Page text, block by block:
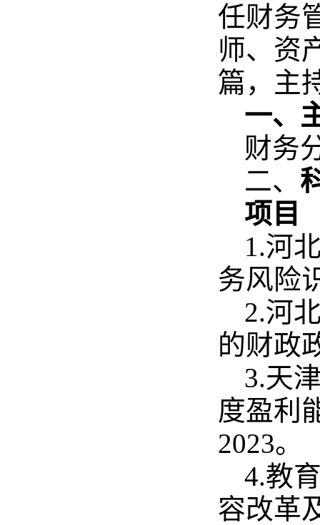
任财务
师、资
篇，主
一、
财务
二、
项目
1.河
务风险
2.河
的财政
3.天
度盈利
2023。
4.教
容改革